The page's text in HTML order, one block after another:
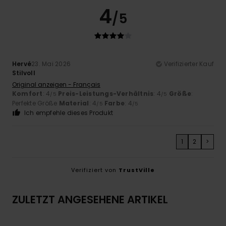
4/5
Hervé23. Mai 2026
Verifizierter Kauf
Stilvoll
Original anzeigen - Français
Komfort: 4/5 Preis-Leistungs-Verhältnis: 4/5 Größe:
Perfekte Größe Material: 4/5 Farbe: 4/5
Ich empfehle dieses Produkt
1 2 >
Verifiziert von TrustVille
ZULETZT ANGESEHENE ARTIKEL